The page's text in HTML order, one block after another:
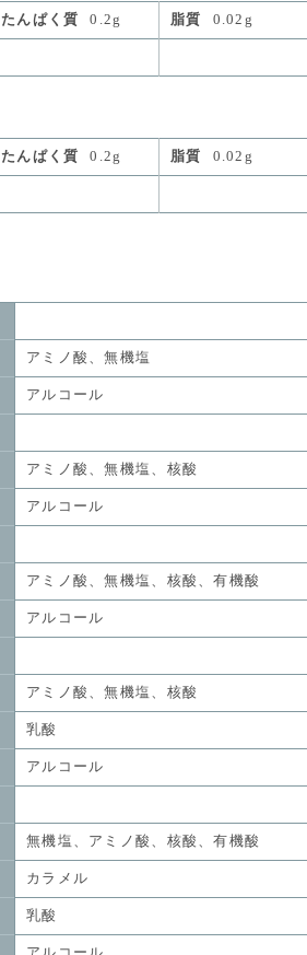
たんぱく質 0.2g 脂質 0.02g
たんぱく質 0.2g 脂質 0.02g
アミノ酸、無機塩
アルコール
アミノ酸、無機塩、核酸
アルコール
アミノ酸、無機塩、核酸、有機酸
アルコール
アミノ酸、無機塩、核酸
乳酸
アルコール
無機塩、アミノ酸、核酸、有機酸
カラメル
乳酸